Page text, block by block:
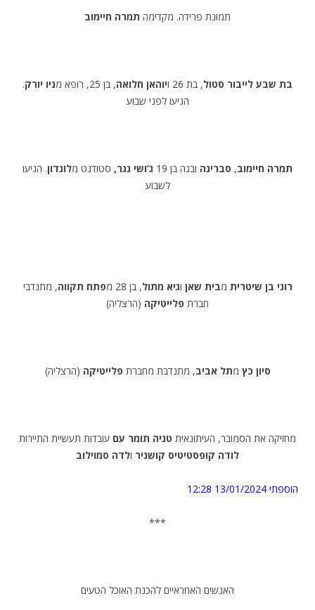
תמונת פרידה. מקדימה תמרה חיימוב
בת שבע לייבור סטול, בת 26 ו יוהאן חלואה, בן 25, רופא מ ניו יורק.
הגיעו לפני שבוע
תמרה חיימוב, סברינה ובנה בן 19 ג’ושי נגר, סטודנט מלונדון. הגיעו
לשבוע
רוני בן שיטרית מבית שאן וגיא מתול, בן 28 מ פתח תקווה, מתנדבי
חברת פלייטיקה (הרצליה)
סיון כץ מתל אביב, מתנדבת מחברת פלייטיקה (הרצליה)
מחזיקה את הסמובר, העיתונאית טניה תומר עם עובדות תעשיית התיירות
לודה קופסטיטיס קושניר ולדה סמוילוב
הוספתי 13/01/2024 12:28
***
האנשים האחראיים להכנת האוכל הטעים